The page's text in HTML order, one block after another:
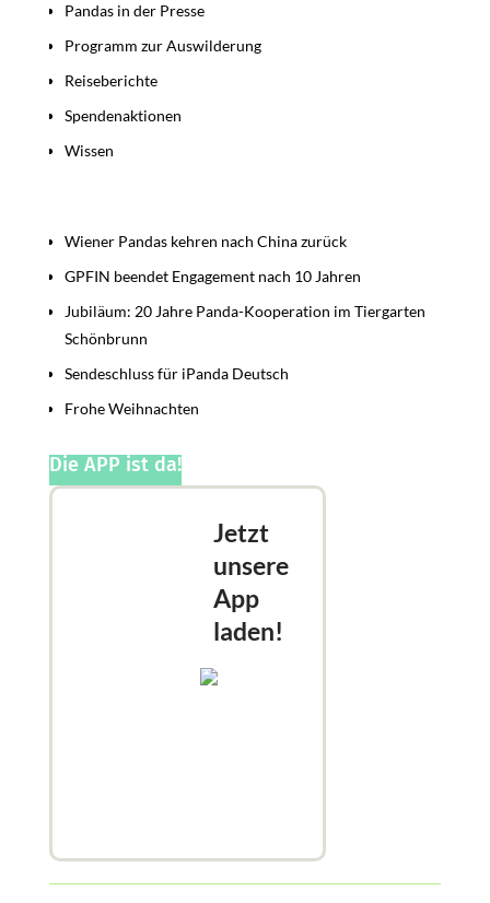
Pandas in der Presse
Programm zur Auswilderung
Reiseberichte
Spendenaktionen
Wissen
Wiener Pandas kehren nach China zurück
GPFIN beendet Engagement nach 10 Jahren
Jubiläum: 20 Jahre Panda-Kooperation im Tiergarten
Schönbrunn
Sendeschluss für iPanda Deutsch
Frohe Weihnachten
Die APP ist da!
Jetzt
unsere
App
laden!